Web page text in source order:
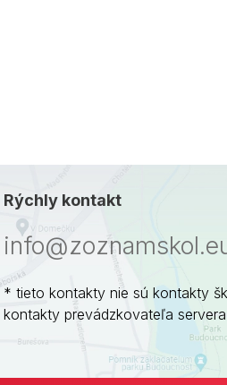
Rýchly kontakt
* tieto kontakty nie sú kontakty
kontakty prevádzkovateľa